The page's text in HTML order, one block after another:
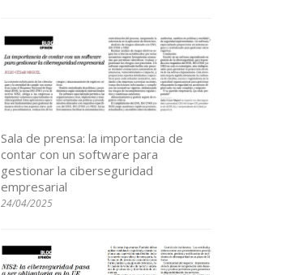
Sala de prensa: la importancia de
contar con un software para
gestionar la ciberseguridad
empresarial
24/04/2025